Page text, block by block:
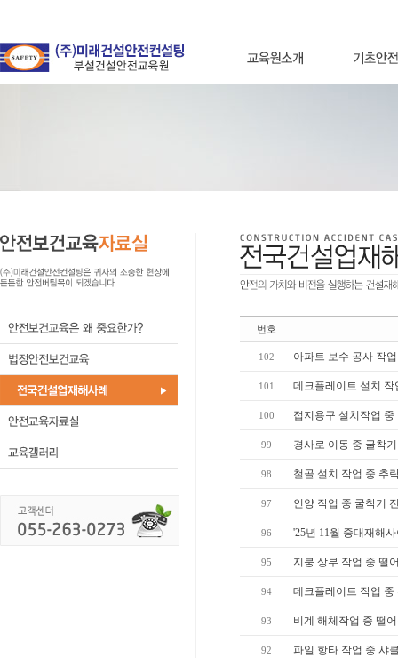
번호
102 아파트 보수 공사 작
101 데크플레이트 설치 작
100 접지용구 설치작업 중
99 경사로 이동 중 굴착
98 철골 설치 작업 중 추
97 인양 작업 중 굴착기
96 '25년 11월 중대재해
95 지붕 상부 작업 중 떨
94 데크플레이트 작업 중
93 비계 해체작업 중 떨
92 파일 항타 작업 중 샤